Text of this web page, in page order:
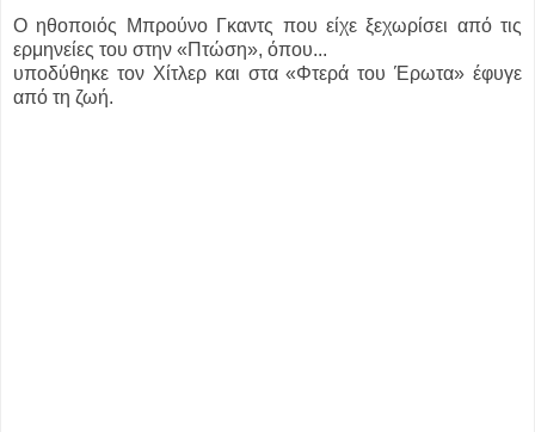
Ο ηθοποιός Μπρούνο Γκαντς που είχε ξεχωρίσει από τις
ερμηνείες του στην «Πτώση», όπου...
υποδύθηκε τον Χίτλερ και στα «Φτερά του Έρωτα» έφυγε
από τη ζωή.